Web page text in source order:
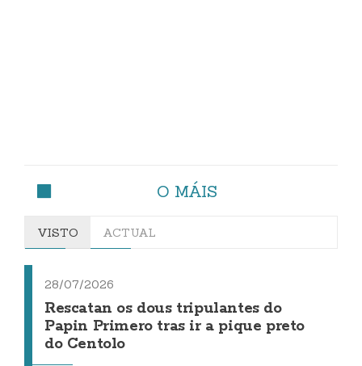
O MÁIS
VISTO ACTUAL
28/07/2026
Rescatan os dous tripulantes do
Papin Primero tras ir a pique preto
do Centolo